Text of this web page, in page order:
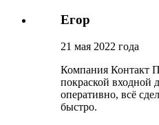
Егор
21 мая 2022 года
Компания Контакт
покраской входной
оперативно, всё
быстро.